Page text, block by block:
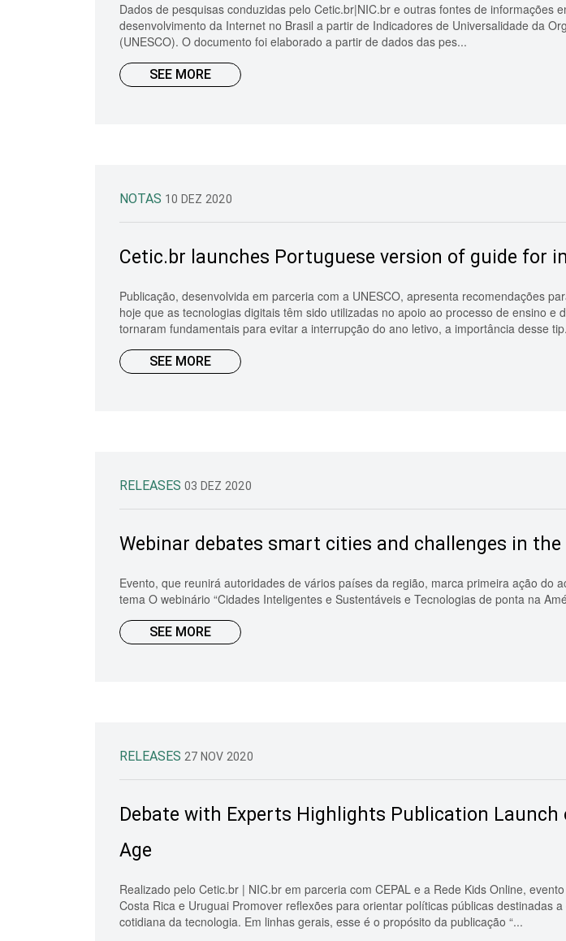
Dados de pesquisas conduzidas pelo Cetic.br|NIC.br e outras fontes de
desenvolvimento da Internet no Brasil a partir de Indicadores de Universalidade da
(UNESCO). O documento foi elaborado a partir de dados das pes...
SEE MORE
NOTAS 10 DEZ 2020
Cetic.br launches Portuguese version of guide for
Publicação, desenvolvida em parceria com a UNESCO, apresenta recomendações
hoje que as tecnologias digitais têm sido utilizadas no apoio ao processo de ensino
tornaram fundamentais para evitar a interrupção do ano letivo, a importância desse
SEE MORE
RELEASES 03 DEZ 2020
Webinar debates smart cities and challenges in
Evento, que reunirá autoridades de vários países da região, marca primeira ação do
tema O webinário “Cidades Inteligentes e Sustentáveis e Tecnologias de ponta na
SEE MORE
RELEASES 27 NOV 2020
Debate with Experts Highlights Publication
Age
Realizado pelo Cetic.br | NIC.br em parceria com CEPAL e a Rede Kids Online,
Costa Rica e Uruguai Promover reflexões para orientar políticas públicas destinadas
cotidiana da tecnologia. Em linhas gerais, esse é o propósito da publicação “...